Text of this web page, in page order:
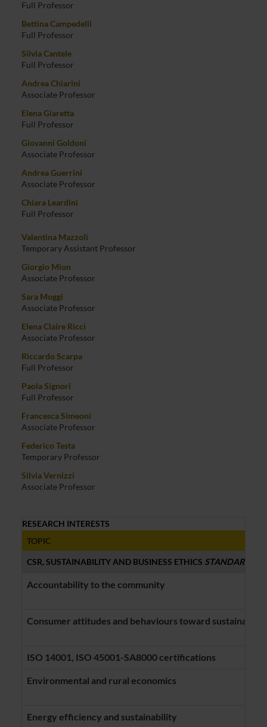
Full Professor
Bettina Campedelli
Full Professor
Silvia Cantele
Full Professor
Andrea Chiarini
Associate Professor
Elena Giaretta
Full Professor
Giovanni Goldoni
Associate Professor
Andrea Guerrini
Associate Professor
Chiara Leardini
Full Professor
Valentina Mazzoli
Temporary Assistant Professor
Giorgio Mion
Associate Professor
Sara Moggi
Associate Professor
Elena Claire Ricci
Associate Professor
Riccardo Scarpa
Full Professor
Paola Signori
Full Professor
Francesca Simeoni
Associate Professor
Federico Testa
Temporary Professor
Silvia Vernizzi
Associate Professor
RESEARCH INTERESTS
TOPIC
CSR, SUSTAINABILITY AND BUSINESS ETHICS STANDARD
Accountability to the community
Consumer attitudes and behaviours toward
ISO 14001, ISO 45001-SA8000 certifications
Environmental and rural economics
Energy efficiency and sustainability